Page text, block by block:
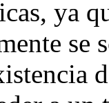
ya
se